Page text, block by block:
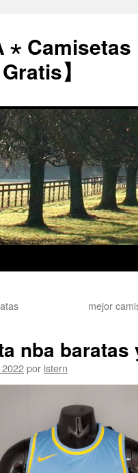
⋆ Camisetas
】
mejor
nba
por istern